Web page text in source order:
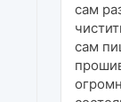
сам
сам